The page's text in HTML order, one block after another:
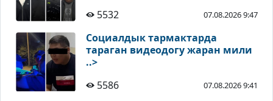
5532 07.08.2026 9:47
Социалдык тармактарда
тараган видеодогу жаран мили
..>
5586
07.08.2026 9:41